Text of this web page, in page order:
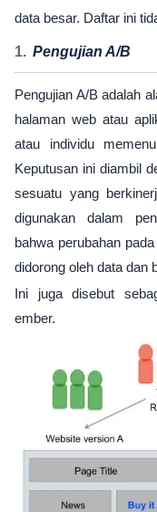
data besar. Daftar ini
Pengujian A/B
Pengujian A/B adalah
halaman web atau
atau individu
Keputusan ini diambil
sesuatu yang
digunakan dalam
bahwa perubahan
didorong oleh data dan
Ini juga disebut
ember.